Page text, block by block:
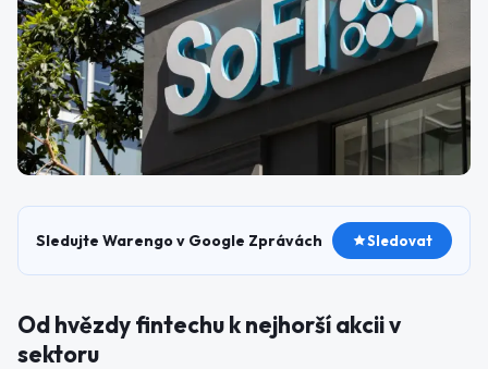
Sledujte Warengo v Google Zprávách Sledovat
Od hvězdy fintechu k nejhorší akcii v
sektoru